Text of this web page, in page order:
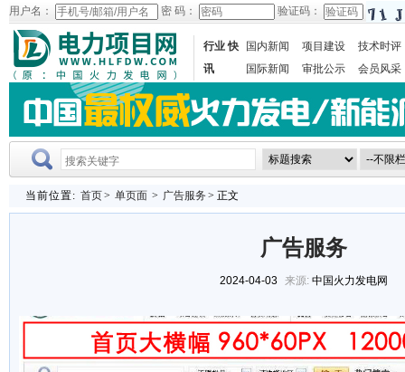
用户名： 密 码： 验证码：
行业 快
讯
国内新闻 项目建设
技术时评
国际新闻
审批公示 会员风采
当前位置: 首页> 单页面 > 广告服务 > 正文
广告服务
2024-04-03 来源: 中国火力发电网